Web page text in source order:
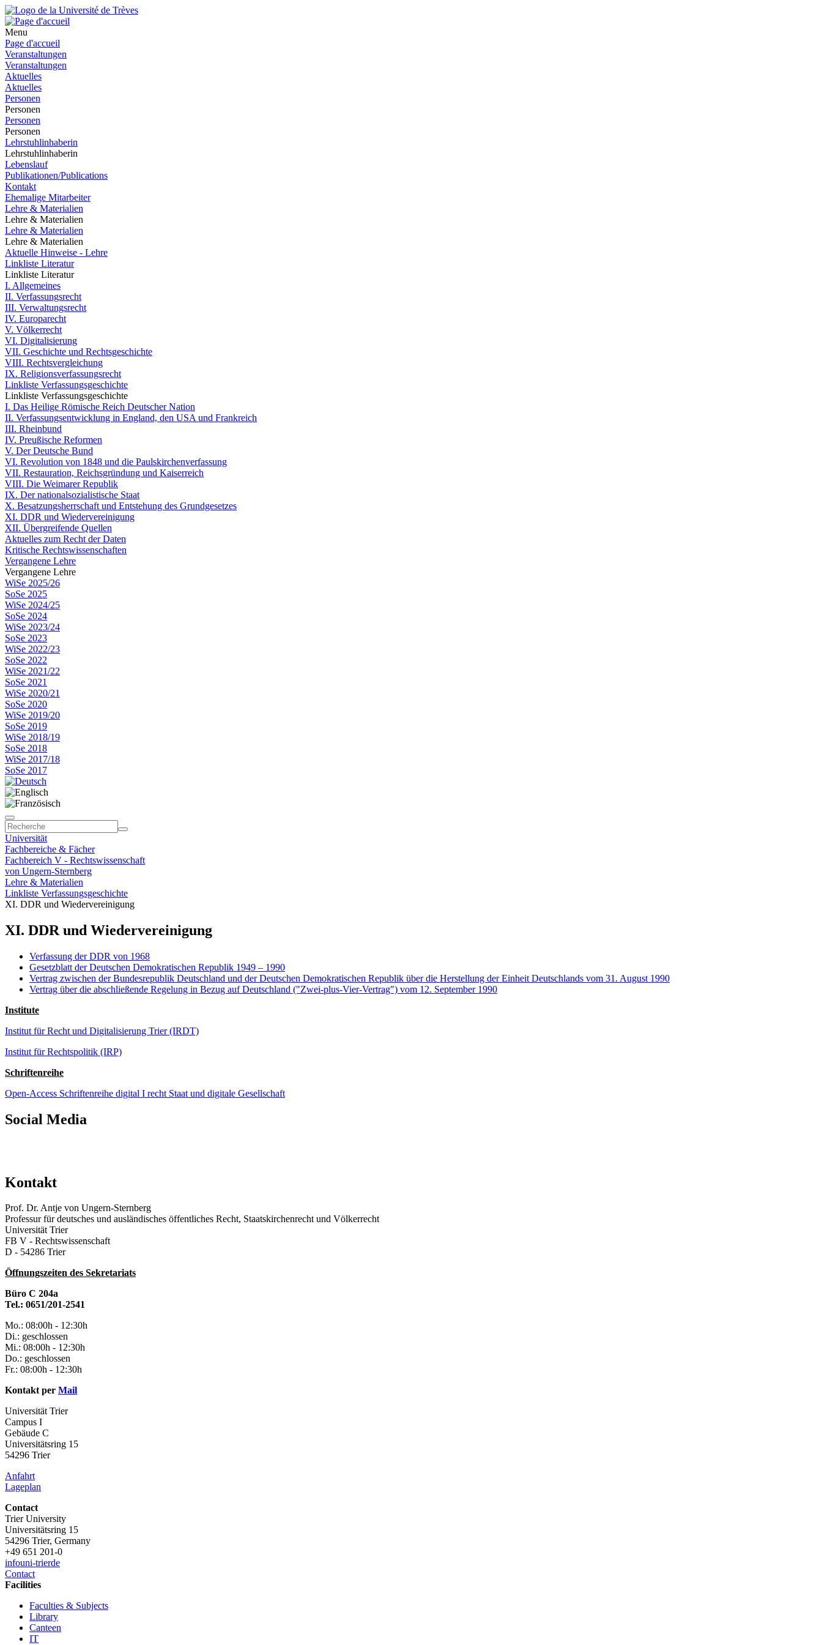
Menu
Page d'accueil
Veranstaltungen
Veranstaltungen
Aktuelles
Aktuelles
Personen
Personen
Personen
Personen
Lehrstuhlinhaberin
Lehrstuhlinhaberin
Lebenslauf
Publikationen/Publications
Kontakt
Ehemalige Mitarbeiter
Lehre & Materialien
Lehre & Materialien
Lehre & Materialien
Lehre & Materialien
Aktuelle Hinweise - Lehre
Linkliste Literatur
Linkliste Literatur
I. Allgemeines
II. Verfassungsrecht
III. Verwaltungsrecht
IV. Europarecht
V. Völkerrecht
VI. Digitalisierung
VII. Geschichte und Rechtsgeschichte
VIII. Rechtsvergleichung
IX. Religionsverfassungsrecht
Linkliste Verfassungsgeschichte
Linkliste Verfassungsgeschichte
I. Das Heilige Römische Reich Deutscher Nation
II. Verfassungsentwicklung in England, den USA und Frankreich
III. Rheinbund
IV. Preußische Reformen
V. Der Deutsche Bund
VI. Revolution von 1848 und die Paulskirchenverfassung
VII. Restauration, Reichsgründung und Kaiserreich
VIII. Die Weimarer Republik
IX. Der nationalsozialistische Staat
X. Besatzungsherrschaft und Entstehung des Grundgesetzes
XI. DDR und Wiedervereinigung
XII. Übergreifende Quellen
Aktuelles zum Recht der Daten
Kritische Rechtswissenschaften
Vergangene Lehre
Vergangene Lehre
WiSe 2025/26
SoSe 2025
WiSe 2024/25
SoSe 2024
WiSe 2023/24
SoSe 2023
WiSe 2022/23
SoSe 2022
WiSe 2021/22
SoSe 2021
WiSe 2020/21
SoSe 2020
WiSe 2019/20
SoSe 2019
WiSe 2018/19
SoSe 2018
WiSe 2017/18
SoSe 2017
Universität
Fachbereiche & Fächer
Fachbereich V - Rechtswissenschaft
von Ungern-Sternberg
Lehre & Materialien
Linkliste Verfassungsgeschichte
XI. DDR und Wiedervereinigung
XI. DDR und Wiedervereinigung
Verfassung der DDR von 1968
Gesetzblatt der Deutschen Demokratischen Republik 1949 – 1990
Vertrag zwischen der Bundesrepublik Deutschland und der Deutschen Demokratischen Republik über die Herstellung der Einheit Deutschlands vom 31. August 1990
Vertrag über die abschließende Regelung in Bezug auf Deutschland ("Zwei-plus-Vier-Vertrag") vom 12. September 1990
Institute
Institut für Recht und Digitalisierung Trier (IRDT)
Institut für Rechtspolitik (IRP)
Schriftenreihe
Open-Access Schriftenreihe digital I recht Staat und digitale Gesellschaft
Social Media
Kontakt
Prof. Dr. Antje von Ungern-Sternberg
Professur für deutsches und ausländisches öffentliches Recht, Staatskirchenrecht und Völkerrecht
Universität Trier
FB V - Rechtswissenschaft
D - 54286 Trier
Öffnungszeiten des Sekretariats
Büro C 204a
Tel.: 0651/201-2541
Mo.: 08:00h - 12:30h
Di.: geschlossen
Mi.: 08:00h - 12:30h
Do.: geschlossen
Fr.: 08:00h - 12:30h
Kontakt per Mail
Universität Trier
Campus I
Gebäude C
Universitätsring 15
54296 Trier
Anfahrt
Lageplan
Contact
Trier University
Universitätsring 15
54296 Trier, Germany
+49 651 201-0
infouni-trierde
Contact
Facilities
Faculties & Subjects
Library
Canteen
IT